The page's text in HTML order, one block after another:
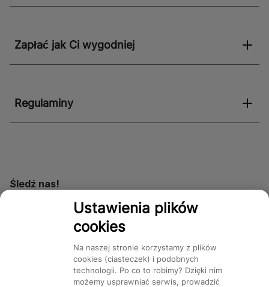
Zapłać jak Ci wygodniej
Regulaminy
Śledź nas!
Dostępność
Ustawienia plików
cookies
Na naszej stronie korzystamy z plików
cookies (ciasteczek) i podobnych
technologii. Po co to robimy? Dzięki nim
możemy usprawniać serwis, prowadzić